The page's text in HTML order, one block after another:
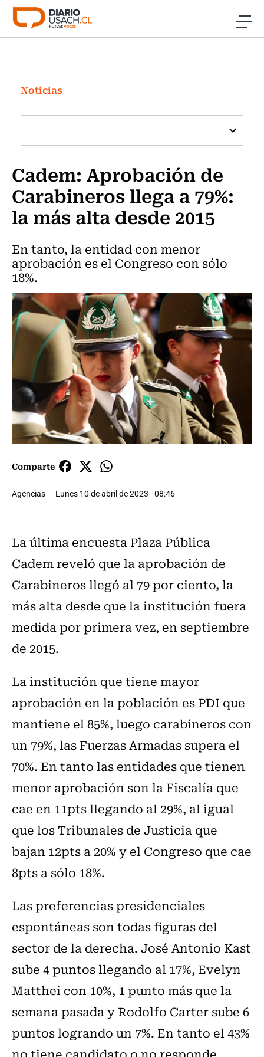
Click acá para ir directamente al contenido
Investigación
Cultura
Programas Radio y TV Usach
Noticias
Cadem: Aprobación de
Carabineros llega a 79%:
la más alta desde 2015
En tanto, la entidad con menor
aprobación es el Congreso con sólo
18%.
Comparte
Agencias Lunes 10 de abril de 2023 - 08:46
La última encuesta Plaza Pública
Cadem reveló que la aprobación de
Carabineros llegó al 79 por ciento, la
más alta desde que la institución fuera
medida por primera vez, en septiembre
de 2015.
La institución que tiene mayor
aprobación en la población es PDI que
mantiene el 85%, luego carabineros con
un 79%, las Fuerzas Armadas supera el
70%. En tanto las entidades que tienen
menor aprobación son la Fiscalía que
cae en 11pts llegando al 29%, al igual
que los Tribunales de Justicia que
bajan 12pts a 20% y el Congreso que cae
8pts a sólo 18%.
Las preferencias presidenciales
espontáneas son todas figuras del
sector de la derecha. José Antonio Kast
sube 4 puntos llegando al 17%, Evelyn
Matthei con 10%, 1 punto más que la
semana pasada y Rodolfo Carter sube 6
puntos logrando un 7%. En tanto el 43%